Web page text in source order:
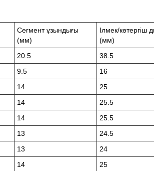
Сегмент ұзындығы
(мм)
Ілмек/көтергіш
(мм)
20.5 38.5
9.5 16
14 25
14 25.5
14 25.5
13 24.5
13 24
14 25